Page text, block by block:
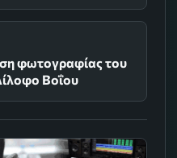
φωτογραφίας του
Βοΐου